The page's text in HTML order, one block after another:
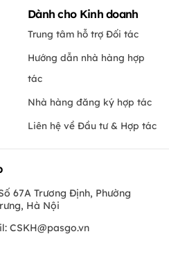
Dành cho Kinh doanh
Trung tâm hỗ trợ Đối tác
Hướng dẫn nhà hàng hợp
tác
Nhà hàng đăng ký hợp tác
Liên hệ về Đầu tư & Hợp tác
67A Trương Định, Phường
Hà Nội
CSKH@pasgo.vn